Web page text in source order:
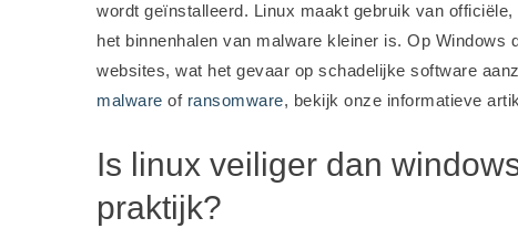
wordt geïnstalleerd. Linux maakt gebruik van
het binnenhalen van malware kleiner is. Op Windows
websites, wat het gevaar op schadelijke software
malware of ransomware, bekijk onze informatieve
Is linux veiliger dan
praktijk?